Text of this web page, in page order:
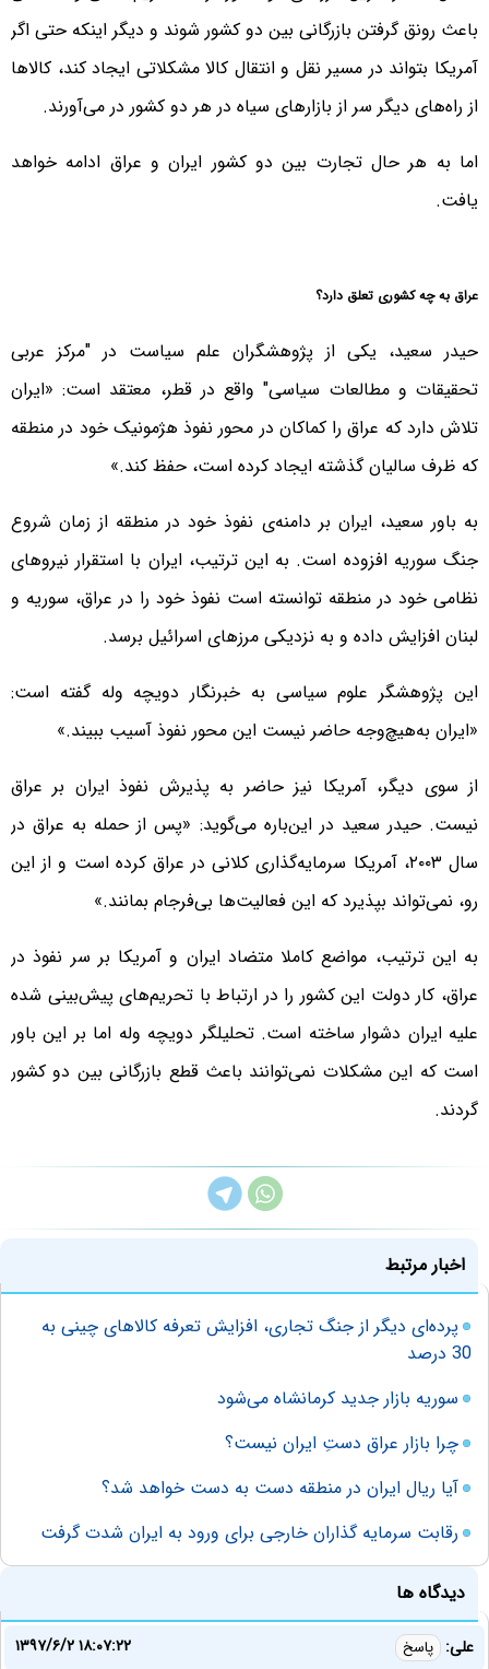
باعث رونق گرفتن بازرگانی بین دو کشور شوند و دیگر اینکه حتی اگر
آمریکا بتواند در مسیر نقل و انتقال کالا مشکلاتی ایجاد کند، کالاها
از راه‌های دیگر سر از بازارهای سیاه در هر دو کشور در می‌آورند.
اما به هر حال تجارت بین دو کشور ایران و عراق ادامه خواهد
یافت.
عراق به چه کشوری تعلق دارد؟
حیدر سعید، یکی از پژوهشگران علم سیاست در "مرکز عربی
تحقیقات و مطالعات سیاسی" واقع در قطر، معتقد است: «ایران
تلاش دارد که عراق را کماکان در محور نفوذ هژمونیک خود در منطقه
که ظرف سالیان گذشته ایجاد کرده است، حفظ کند.»
به باور سعید، ایران بر دامنه‌ی نفوذ خود در منطقه از زمان شروع
جنگ سوریه افزوده است. به این ترتیب، ایران با استقرار نیروهای
نظامی خود در منطقه توانسته است نفوذ خود را در عراق، سوریه و
لبنان افزایش داده و به نزدیکی مرزهای اسرائیل برسد.
این پژوهشگر علوم سیاسی به خبرنگار دویچه وله گفته است:
«ایران به‌هیچ‌وجه حاضر نیست این محور نفوذ آسیب ببیند.»
از سوی دیگر، آمریکا نیز حاضر به پذیرش نفوذ ایران بر عراق
نیست. حیدر سعید در این‌باره می‌گوید: «پس از حمله به عراق در
سال ۲۰۰۳، آمریکا سرمایه‌گذاری کلانی در عراق کرده است و از این
رو، نمی‌تواند بپذیرد که این فعالیت‌ها بی‌فرجام بمانند.»
به این ترتیب، مواضع کاملا متضاد ایران و آمریکا بر سر نفوذ در
عراق، کار دولت این کشور را در ارتباط با تحریم‌های پیش‌بینی شده
علیه ایران دشوار ساخته است. تحلیلگر دویچه وله اما بر این باور
است که این مشکلات نمی‌توانند باعث قطع بازرگانی بین دو کشور
گردند.
اخبار مرتبط
پرده‌ای دیگر از جنگ تجاری، افزایش تعرفه کالاهای چینی به
30 درصد
سوریه بازار جدید کرمانشاه می‌شود
چرا بازار عراق دستِ ایران نیست؟
آیا ریال ایران در منطقه دست به دست خواهد شد؟
رقابت سرمایه گذاران خارجی برای ورود به ایران شدت گرفت
دیدگاه ها
علی: پاسخ
۱۳۹۷/۶/۲ ۱۸:۰۷:۲۲